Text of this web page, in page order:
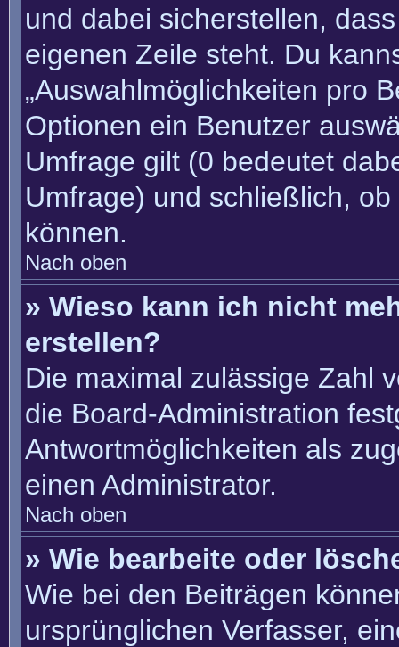
und dabei sicherstellen,
eigenen Zeile steht. Du
„Auswahlmöglichkeiten pro
Optionen ein Benutzer
Umfrage gilt (0 bedeutet
Umfrage) und schließlich,
können.
Nach oben
» Wieso kann ich nicht
erstellen?
Die maximal zulässige Zahl
die Board-Administration
Antwortmöglichkeiten als
einen Administrator.
Nach oben
» Wie bearbeite oder
Wie bei den Beiträgen
ursprünglichen Verfasser,